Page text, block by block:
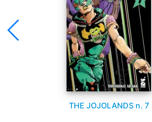
THE JOJOLANDS n. 7